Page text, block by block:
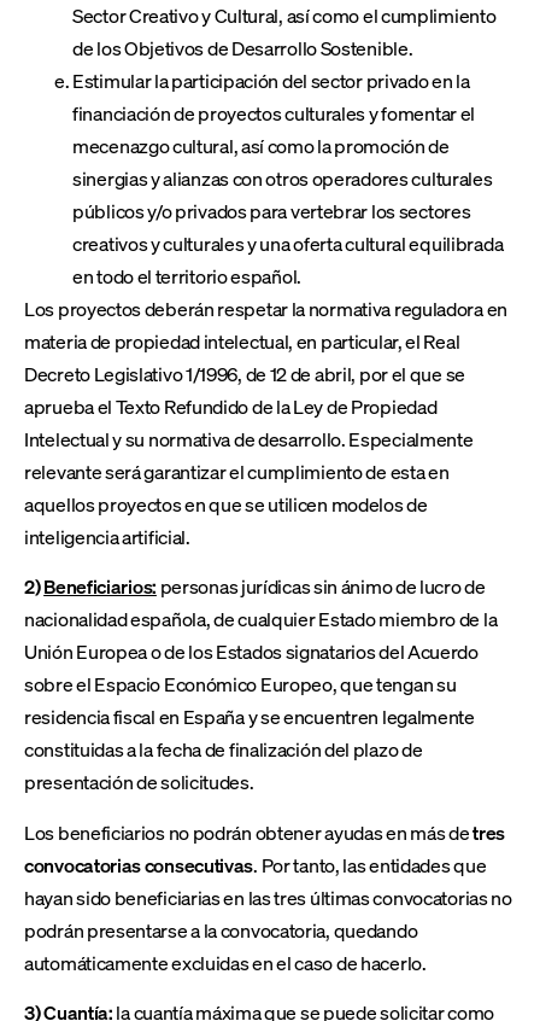
Sector Creativo y Cultural, así como el cumplimiento
de los Objetivos de Desarrollo Sostenible.
Estimular la participación del sector privado en la
financiación de proyectos culturales y fomentar el
mecenazgo cultural, así como la promoción de
sinergias y alianzas con otros operadores culturales
públicos y/o privados para vertebrar los sectores
creativos y culturales y una oferta cultural equilibrada
en todo el territorio español.
Los proyectos deberán respetar la normativa reguladora en
materia de propiedad intelectual, en particular, el Real
Decreto Legislativo 1/1996, de 12 de abril, por el que se
aprueba el Texto Refundido de la Ley de Propiedad
Intelectual y su normativa de desarrollo. Especialmente
relevante será garantizar el cumplimiento de esta en
aquellos proyectos en que se utilicen modelos de
inteligencia artificial.
2)Beneficiarios: personas jurídicas sin ánimo de lucro de
nacionalidad española, de cualquier Estado miembro de la
Unión Europea o de los Estados signatarios del Acuerdo
sobre el Espacio Económico Europeo, que tengan su
residencia fiscal en España y se encuentren legalmente
constituidas a la fecha de finalización del plazo de
presentación de solicitudes.
Los beneficiarios no podrán obtener ayudas en más detres
convocatorias consecutivas. Por tanto, las entidades que
hayan sido beneficiarias en las tres últimas convocatorias no
podrán presentarse a la convocatoria, quedando
automáticamente excluidas en el caso de hacerlo.
3)Cuantía:la cuantía máxima que se puede solicitar como